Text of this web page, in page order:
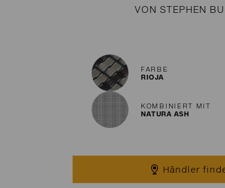
VON STEPHEN
FARBE
RIOJA
KOMBINIERT MIT
NATURA ASH
Händler